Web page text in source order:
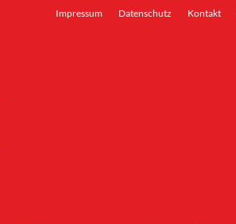
Impressum Datenschutz Kontakt